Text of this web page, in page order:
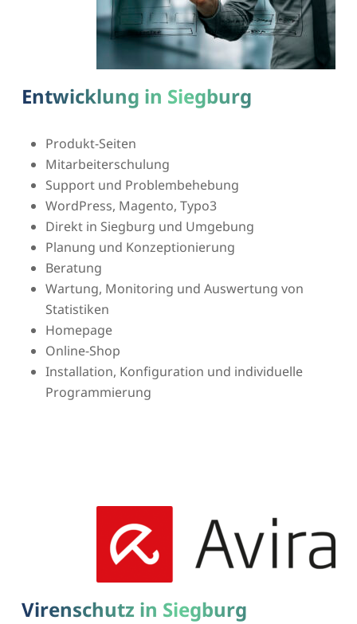
Entwicklung in Siegburg
Produkt-Seiten
Mitarbeiterschulung
Support und Problembehebung
WordPress, Magento, Typo3
Direkt in Siegburg und Umgebung
Planung und Konzeptionierung
Beratung
Wartung, Monitoring und Auswertung von
Statistiken
Homepage
Online-Shop
Installation, Konfiguration und individuelle
Programmierung
Virenschutz in Siegburg